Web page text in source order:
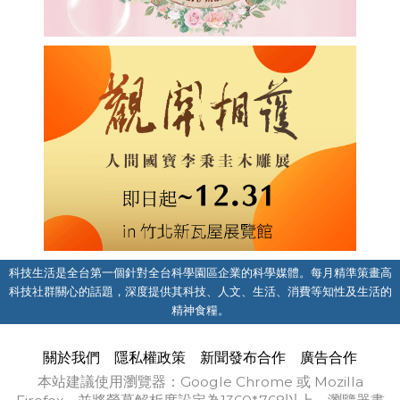
科技生活是全台第一個針對全台科學園區企業的科學媒體。每月精準策畫高
科技社群關心的話題，深度提供其科技、人文、生活、消費等知性及生活的
精神食糧。
關於我們 隱私權政策 新聞發布合作
廣告合作
本站建議使用瀏覽器：Google Chrome 或 Mozilla